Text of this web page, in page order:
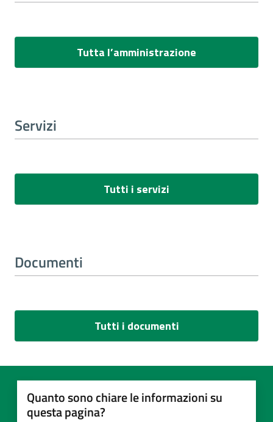
Tutta l’amministrazione
Servizi
Tutti i servizi
Documenti
Tutti i documenti
Quanto sono chiare le informazioni su
questa pagina?